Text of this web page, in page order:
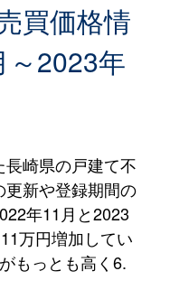
買価格情
2023年
崎県の戸建て不
新や登録期間の
年11月と2023
万円増加してい
もっとも高く6.